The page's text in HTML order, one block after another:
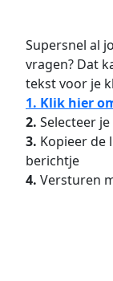
Supersnel al
vragen? Dat
tekst voor je
1. Klik hier
2. Selecteer
3. Kopieer de
berichtje
4. Versturen